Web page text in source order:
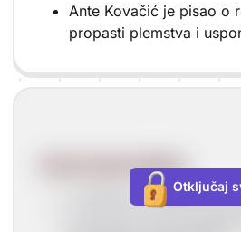
Ante Kovačić je pisao o
propasti plemstva i
Antun Gustav Matoš
hrvatski je književnik
Otključaj